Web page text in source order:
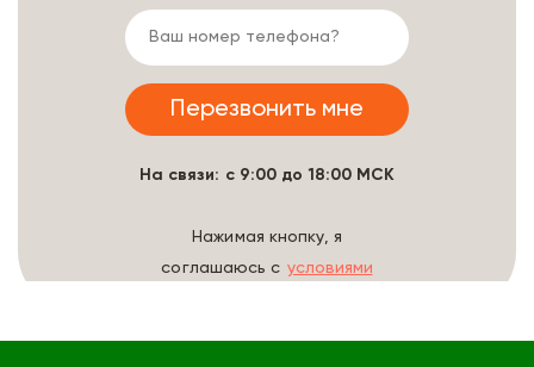
На связи: с 9:00 до 18:00 МСК
Нажимая кнопку, я
соглашаюсь с условиями